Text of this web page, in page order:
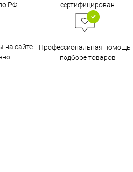
РФ
сертифицирован
на сайте
Профессиональная помощь
подборе товаров